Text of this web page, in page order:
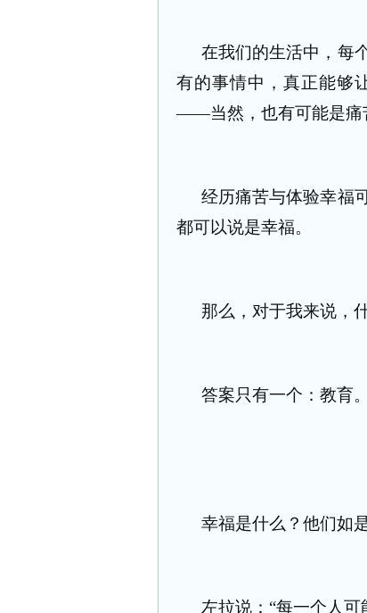
在我们的生活中，每
有的事情中，真正能够
——当然，也有可能是痛
经历痛苦与体验幸福
都可以说是幸福。
那么，对于我来说，
答案只有一个：教育。
幸福是什么？他们如
左拉说：“每一个人